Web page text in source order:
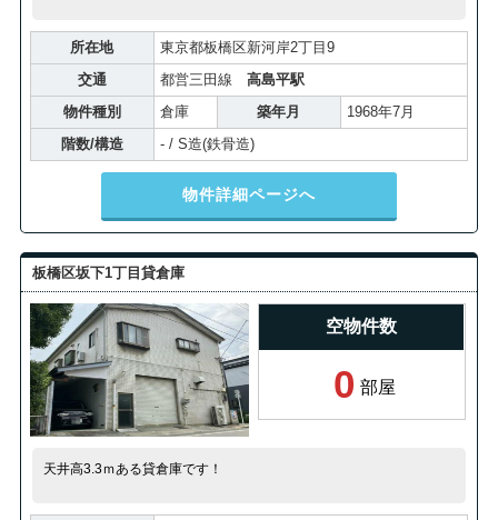
所在地
東京都板橋区新河岸2丁目9
交通
都営三田線 高島平駅
物件種別
倉庫 築年月
1968年7月
階数/構造
- / S造(鉄骨造)
物件詳細ページへ
板橋区坂下1丁目貸倉庫
空物件数
0 部屋
天井高3.3ｍある貸倉庫です！